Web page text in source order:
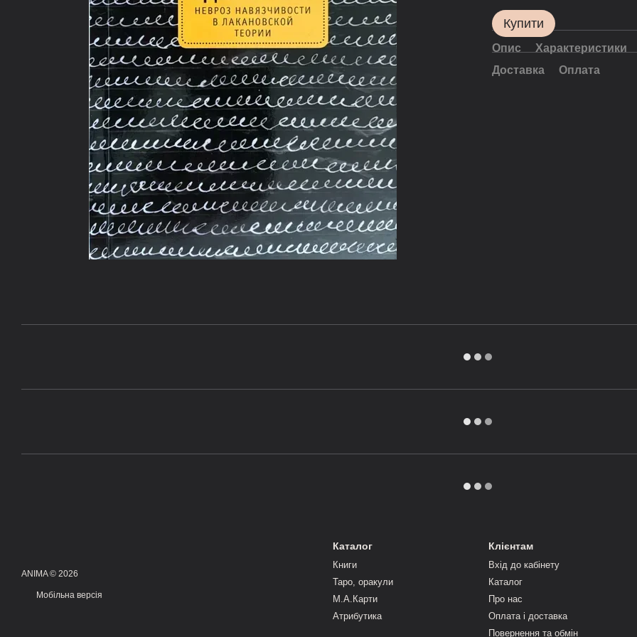
Купити
Опис Характеристики
Доставка
Оплата
ANIMA © 2026
Мобільна версія
Каталог
Книги
Таро, оракули
М.А.Карти
Атрибутика
Клієнтам
Вхід до кабінету
Каталог
Про нас
Оплата і доставка
Повернення та обмін